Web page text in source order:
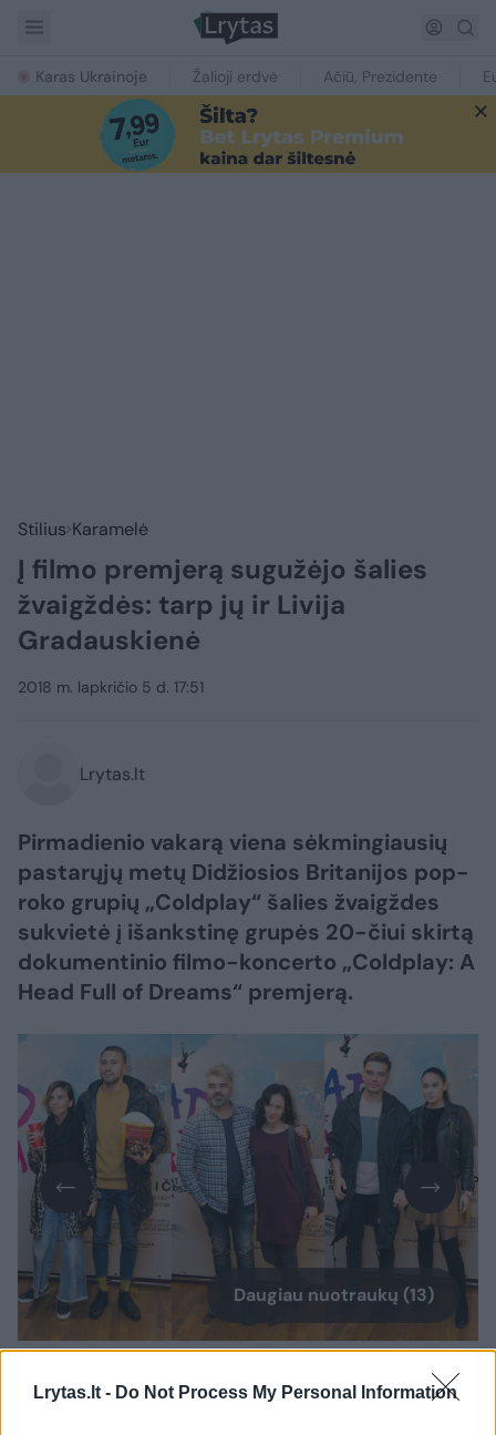
Lrytas.lt - Do Not Process My Personal Information
Karas Ukrainoje Žalioji erdvė Ačiū, Prezidente
Stilius Karamelė
Į filmo premjerą sugužėjo šalies
žvaigždės: tarp jų ir Livija
Gradauskienė
2018 m. lapkričio 5 d. 17:51
Lrytas.lt
Pirmadienio vakarą viena sėkmingiausių
pastarųjų metų Didžiosios Britanijos pop-
roko grupių „Coldplay“ šalies žvaigždes
sukvietė į išankstinę grupės 20-čiui skirtą
dokumentinio filmo-koncerto „Coldplay: A
Head Full of Dreams“ premjerą.
Daugiau nuotraukų (13)
Į renginį atvyko būrys žinomų meno ir